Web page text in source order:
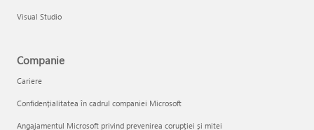
Visual Studio
Companie
Cariere
Confidențialitatea în cadrul companiei Microsoft
Angajamentul Microsoft privind prevenirea corupției și mitei